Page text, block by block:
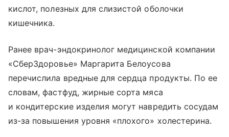
кислот, полезных для слизистой оболочки
кишечника.
Ранее врач-эндокринолог медицинской компании
«СберЗдоровье» Маргарита Белоусова
перечислила вредные для сердца продукты. По ее
словам, фастфуд, жирные сорта мяса
и кондитерские изделия могут навредить сосудам
из-за повышения уровня «плохого» холестерина.